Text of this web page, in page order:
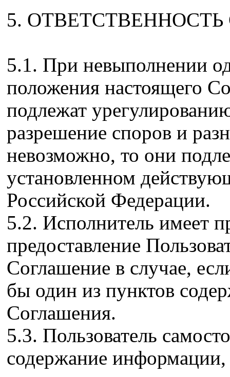
5.
5.1. При невыполнении
положения настоящего
подлежат
разрешение споров и
невозможно, то они
установленном
Российской Федерации.
5.2. Исполнитель имеет
предоставление
Соглашение в случае,
бы один из пунктов
Соглашения.
5.3. Пользователь
содержание